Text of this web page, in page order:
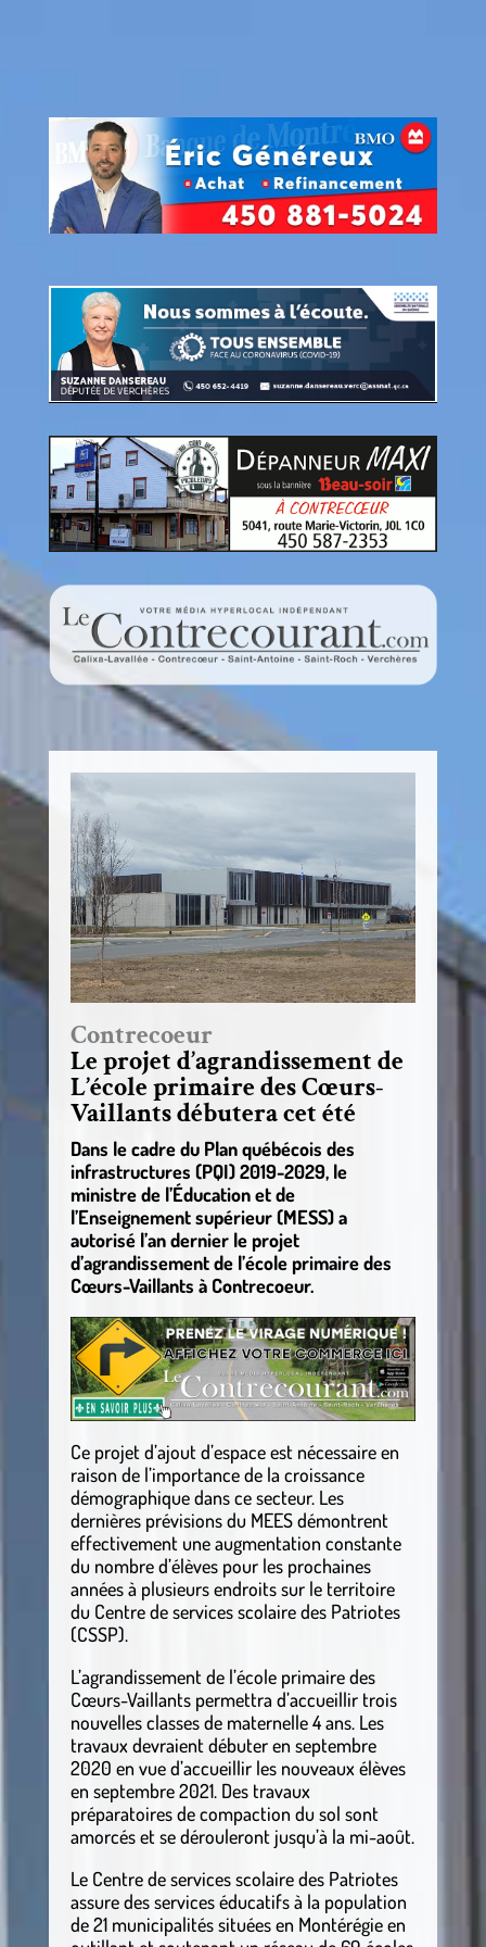
Contrecoeur
Le projet d’agrandissement de
L’école primaire des Cœurs-
Vaillants débutera cet été
Dans le cadre du Plan québécois des
infrastructures (PQI) 2019-2029, le
ministre de l’Éducation et de
l’Enseignement supérieur (MESS) a
autorisé l’an dernier le projet
d’agrandissement de l’école primaire des
Cœurs-Vaillants à Contrecoeur.
Ce projet d’ajout d’espace est nécessaire en
raison de l’importance de la croissance
démographique dans ce secteur. Les
dernières prévisions du MEES démontrent
effectivement une augmentation constante
du nombre d’élèves pour les prochaines
années à plusieurs endroits sur le territoire
du Centre de services scolaire des Patriotes
(CSSP).
L’agrandissement de l’école primaire des
Cœurs-Vaillants permettra d’accueillir trois
nouvelles classes de maternelle 4 ans. Les
travaux devraient débuter en septembre
2020 en vue d’accueillir les nouveaux élèves
en septembre 2021. Des travaux
préparatoires de compaction du sol sont
amorcés et se dérouleront jusqu’à la mi-août.
Le Centre de services scolaire des Patriotes
assure des services éducatifs à la population
de 21 municipalités situées en Montérégie en